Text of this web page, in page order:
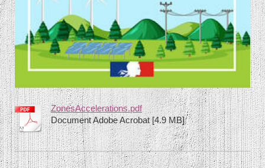
ZonesAccelerations.pdf
Document Adobe Acrobat [4.9 MB]